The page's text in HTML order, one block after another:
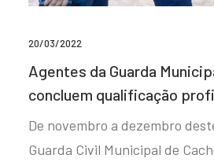
20/03/2022
Agentes da Guarda
concluem qualificação
De novembro a dezembro
Guarda Civil Municipal de